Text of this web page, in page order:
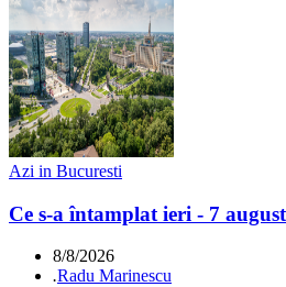
Azi in Bucuresti
Ce s-a întamplat ieri - 7
8/8/2026
.Radu Marinescu